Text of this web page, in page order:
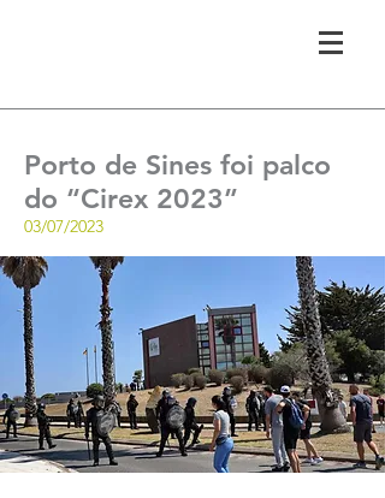
Porto de Sines foi palco
do “Cirex 2023”
03/07/2023